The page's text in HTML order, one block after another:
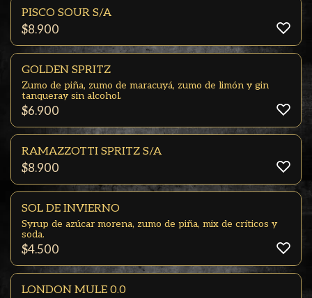
PISCO SOUR S/A
$8.900
GOLDEN SPRITZ
Zumo de piña, zumo de maracuyá, zumo de limón y gin
tanqueray sin alcohol.
$6.900
RAMAZZOTTI SPRITZ S/A
$8.900
SOL DE INVIERNO
Syrup de azúcar morena, zumo de piña, mix de críticos y
soda.
$4.500
LONDON MULE 0.0